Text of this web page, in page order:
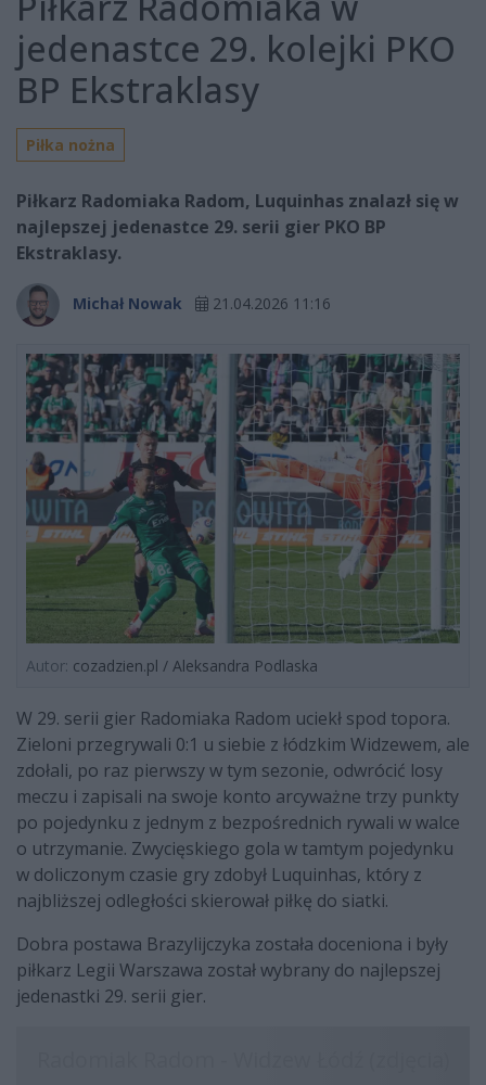
jedenastce 29. kolejki PKO
BP Ekstraklasy
Piłka nożna
Piłkarz Radomiaka Radom, Luquinhas znalazł się w
najlepszej jedenastce 29. serii gier PKO BP
Ekstraklasy.
Michał Nowak 21.04.2026 11:16
Autor: cozadzien.pl / Aleksandra Podlaska
W 29. serii gier Radomiaka Radom uciekł spod topora.
Zieloni przegrywali 0:1 u siebie z łódzkim Widzewem, ale
zdołali, po raz pierwszy w tym sezonie, odwrócić losy
meczu i zapisali na swoje konto arcyważne trzy punkty
po pojedynku z jednym z bezpośrednich rywali w walce
o utrzymanie. Zwycięskiego gola w tamtym pojedynku
w doliczonym czasie gry zdobył Luquinhas, który z
najbliższej odległości skierował piłkę do siatki.
Dobra postawa Brazylijczyka została doceniona i były
piłkarz Legii Warszawa został wybrany do najlepszej
jedenastki 29. serii gier.